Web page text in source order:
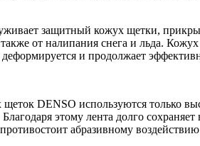
защитный кожух щетки,
также от налипания снега и льда.
деформируется и продолжает
DENSO используются только
Благодаря этому лента долго
абразивному